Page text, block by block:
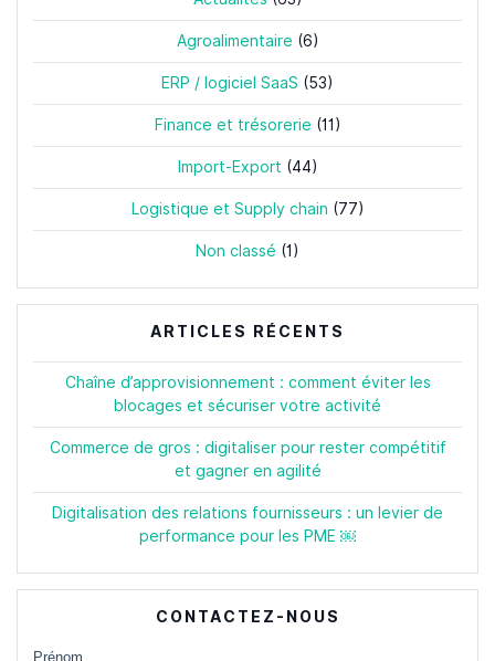
Agroalimentaire (6)
ERP / logiciel SaaS (53)
Finance et trésorerie (11)
Import-Export (44)
Logistique et Supply chain (77)
Non classé (1)
ARTICLES RÉCENTS
Chaîne d’approvisionnement : comment éviter les
blocages et sécuriser votre activité
Commerce de gros : digitaliser pour rester compétitif
et gagner en agilité
Digitalisation des relations fournisseurs : un levier de
performance pour les PME ￼
CONTACTEZ-NOUS